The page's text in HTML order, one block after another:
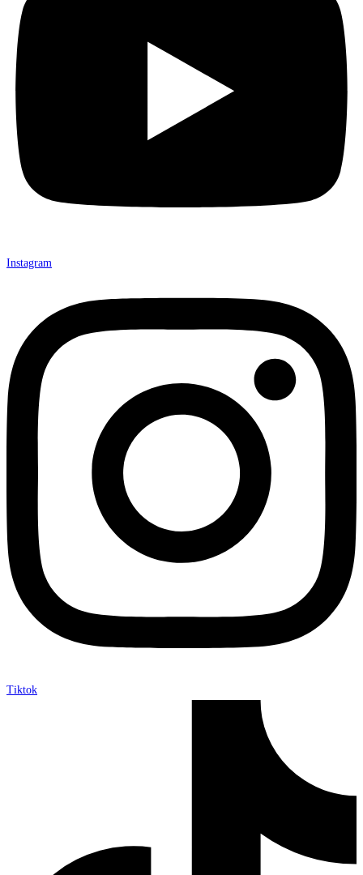
Instagram
Tiktok